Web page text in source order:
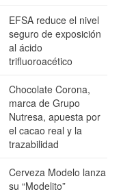
EFSA reduce el nivel
seguro de exposición
al ácido
trifluoroacético
Chocolate Corona,
marca de Grupo
Nutresa, apuesta por
el cacao real y la
trazabilidad
Cerveza Modelo lanza
su “Modelito”